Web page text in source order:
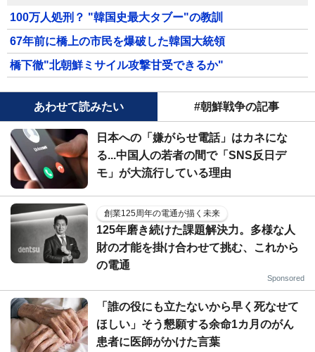
100万人処刑？ "韓国史最大タブー"の教訓
67年前に橋上の市民を爆破した韓国大統領
橋下徹"北朝鮮ミサイル攻撃甘受できるか"
あわせて読みたい #朝鮮戦争の記事
日本への「嫌がらせ電話」はカネにな
る...中国人の若者の間で「SNS反日デ
モ」が大流行している理由
創業125周年の電通が描く未来
125年磨き続けた課題解決力。多様な人
財の才能を掛け合わせて挑む、これから
の電通
Sponsored
「誰の役にも立たないから早く死なせて
ほしい」そう懇願する余命1カ月のがん
患者に医師がかけた言葉